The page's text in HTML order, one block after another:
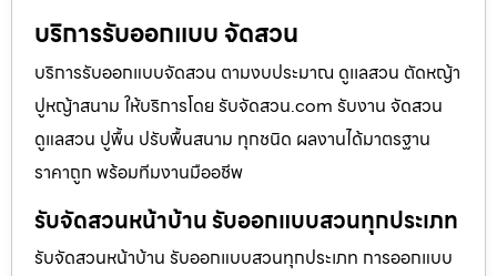
บริการรับออกแบบ จัดสวน
บริการรับออกแบบจัดสวน ตามงบประมาณ ดูเเลสวน ตัดหญ้า
ปูหญ้าสนาม ให้บริการโดย รับจัดสวน.com รับงาน จัดสวน
ดูแลสวน ปูพื้น ปรับพื้นสนาม ทุกชนิด ผลงานได้มาตรฐาน
ราคาถูก พร้อมทีมงานมืออชีพ
รับจัดสวนหน้าบ้าน รับออกแบบสวนทุกประเภท
รับจัดสวนหน้าบ้าน รับออกแบบสวนทุกประเภท การออกแบบ